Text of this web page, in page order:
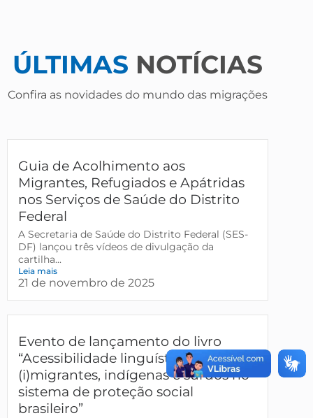
ÚLTIMAS NOTÍCIAS
Confira as novidades do mundo das migrações
Guia de Acolhimento aos
Migrantes, Refugiados e Apátridas
nos Serviços de Saúde do Distrito
Federal
A Secretaria de Saúde do Distrito Federal (SES-
DF) lançou três vídeos de divulgação da
cartilha...
Leia mais
21 de novembro de 2025
Evento de lançamento do livro
“Acessibilidade linguística para
(i)migrantes, indígenas e surdos no
sistema de proteção social
brasileiro”